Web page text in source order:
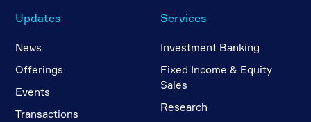
Updates
News
Offerings
Events
Transactions
Services
Investment Banking
Fixed Income & Equity
Sales
Research